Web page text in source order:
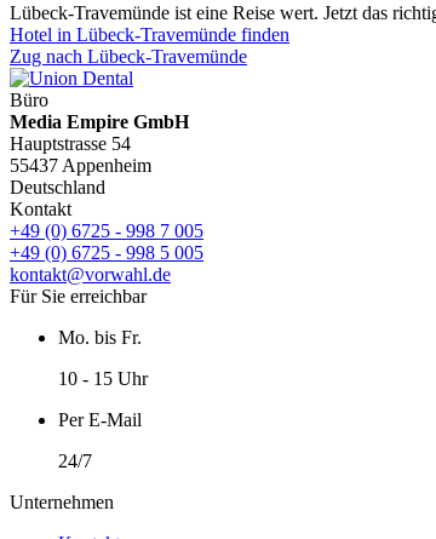
Lübeck-Travemünde ist eine Reise wert. Jetzt das
Hotel in Lübeck-Travemünde finden
Zug nach Lübeck-Travemünde
Büro
Media Empire GmbH
Hauptstrasse 54
55437 Appenheim
Deutschland
Kontakt
+49 (0) 6725 - 998 7 005
+49 (0) 6725 - 998 5 005
kontakt@vorwahl.de
Für Sie erreichbar
Mo. bis Fr.
10 - 15 Uhr
Per E-Mail
24/7
Unternehmen